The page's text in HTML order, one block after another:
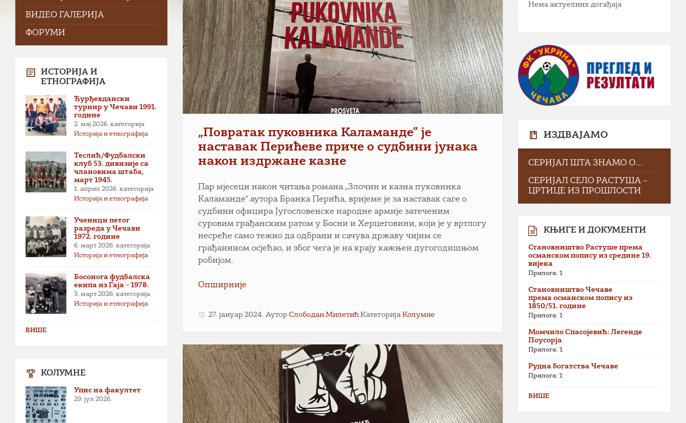
„Повратак пуковника Каламанде” је
наставак Перићеве приче о судбини јунака
након издржане казне
Пар мјесеци након читања романа „Злочин и казна пуковника
Каламанде“ аутора Бранка Перића, вријеме је за наставак саге о
судбини официра Југословенске народне армије затеченим
суровим грађанским ратом у Босни и Херцеговини, који је у вртлогу
несреће само тежио да одбрани и сачува државу чијим се
грађанином осјећао, и због чега је на крају кажњен дугогодишњом
робијом.
Опширније
27. јануар 2024. АуторСлободан Милетић КатегоријаКолумне
ВИДЕО ГАЛЕРИЈА
ФОРУМИ
ИСТОРИЈА И
ЕТНОГРАФИЈА
Ђурђевдански
турнир у Чечави 1991.
године
2. мај 2026. категорија
Историја и етнографија
Теслић/Фудбалски
клуб 53. дивизије са
члановима штаба,
март 1945.
1. април 2026. категорија
Историја и етнографија
Ученици петог
разреда у Чечави
1972. године
6. март 2026. категорија
Историја и етнографија
Босонога фудбалска
екипа из Гаја – 1978.
3. март 2026. категорија
Историја и етнографија
ВИШЕ
КОЛУМНЕ
Упис на факултет
29. јул 2026.
Нема актуелних догађаја
ИЗДВАЈАМО
СЕРИЈАЛ ШТА ЗНАМО О…
СЕРИЈАЛ СЕЛО РАСТУША –
ЦРТИЦЕ ИЗ ПРОШЛОСТИ
КЊИГЕ И ДОКУМЕНТИ
Становништво Растуше према
османском попису из средине 19.
вијека
Прилога: 1
Становништво Чечаве
према османском попису из
1850/51. године
Прилога: 1
Момчило Спасојевић: Легенде
Поусорја
Прилога: 1
Рудна богатства Чечаве
Прилога: 1
ВИШЕ